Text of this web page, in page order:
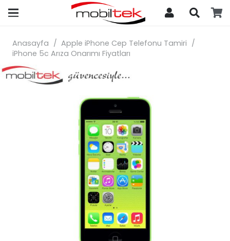
Anasayfa / Apple iPhone Cep Telefonu Tamiri /
iPhone 5c Arıza Onarımı Fiyatları